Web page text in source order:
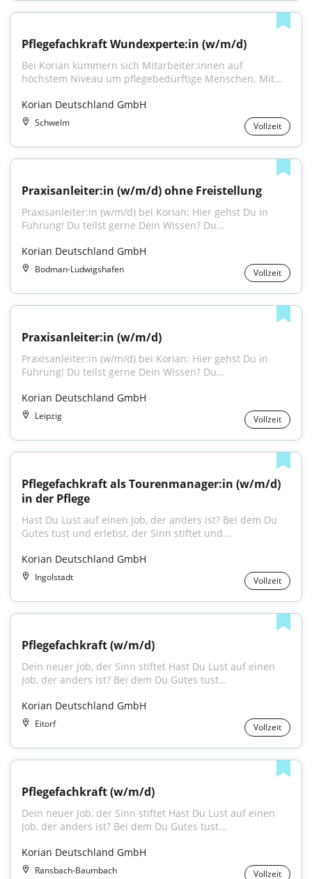
Pflegefachkraft Wundexperte:in (w/m/d)
Bei Korian kümmern sich Mitarbeiter:innen auf
höchstem Niveau um pflegebedürftige Menschen. Mit...
Korian Deutschland GmbH
Schwelm Vollzeit
Praxisanleiter:in (w/m/d) ohne Freistellung
Praxisanleiter:in (w/m/d) bei Korian: Hier gehst Du in
Führung! Du teilst gerne Dein Wissen? Du...
Korian Deutschland GmbH
Bodman-Ludwigshafen Vollzeit
Praxisanleiter:in (w/m/d)
Praxisanleiter:in (w/m/d) bei Korian: Hier gehst Du in
Führung! Du teilst gerne Dein Wissen? Du...
Korian Deutschland GmbH
Leipzig Vollzeit
Pflegefachkraft als Tourenmanager:in (w/m/d)
in der Pflege
Hast Du Lust auf einen Job, der anders ist? Bei dem Du
Gutes tust und erlebst, der Sinn stiftet und...
Korian Deutschland GmbH
Ingolstadt Vollzeit
Pflegefachkraft (w/m/d)
Dein neuer Job, der Sinn stiftet Hast Du Lust auf einen
Job, der anders ist? Bei dem Du Gutes tust...
Korian Deutschland GmbH
Eitorf Vollzeit
Pflegefachkraft (w/m/d)
Dein neuer Job, der Sinn stiftet Hast Du Lust auf einen
Job, der anders ist? Bei dem Du Gutes tust...
Korian Deutschland GmbH
Ransbach-Baumbach Vollzeit